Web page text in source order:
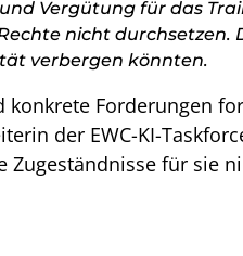
Vergütung für das
nicht durchsetzen.
verbergen könnten.
Forderungen
der EWC-KI-
Zugeständnisse für sie